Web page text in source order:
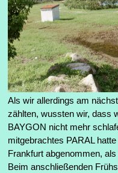
Als wir allerdings am
zählten, wussten wir, dass
BAYGON nicht mehr
mitgebrachtes PARAL
Frankfurt abgenommen,
Beim anschließenden